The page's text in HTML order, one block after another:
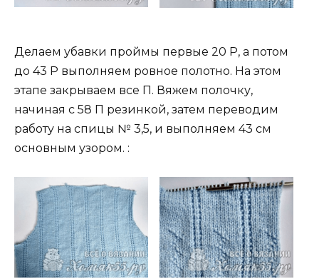
Делаем убавки проймы первые 20 Р, а потом
до 43 Р выполняем ровное полотно. На этом
этапе закрываем все П. Вяжем полочку,
начиная с 58 П резинкой, затем переводим
работу на спицы № 3,5, и выполняем 43 см
основным узором. :